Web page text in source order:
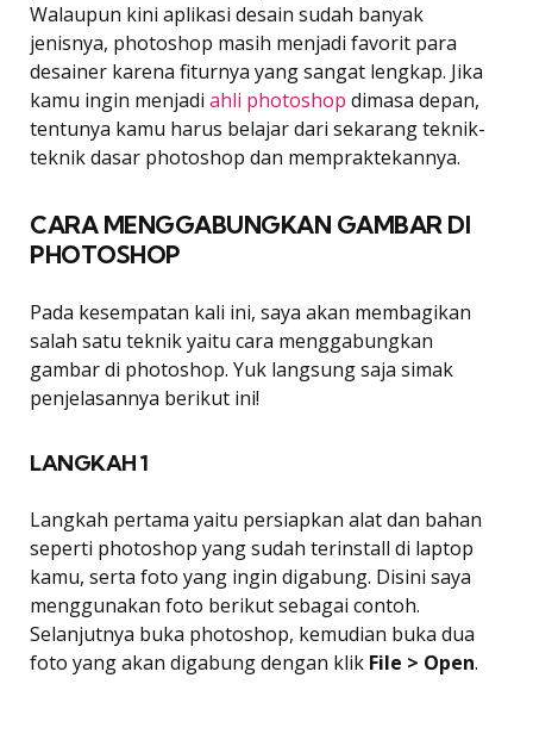
Walaupun kini aplikasi desain sudah banyak
jenisnya, photoshop masih menjadi favorit para
desainer karena fiturnya yang sangat lengkap. Jika
kamu ingin menjadi ahli photoshop dimasa depan,
tentunya kamu harus belajar dari sekarang teknik-
teknik dasar photoshop dan mempraktekannya.
CARA MENGGABUNGKAN GAMBAR DI
PHOTOSHOP
Pada kesempatan kali ini, saya akan membagikan
salah satu teknik yaitu cara menggabungkan
gambar di photoshop. Yuk langsung saja simak
penjelasannya berikut ini!
LANGKAH 1
Langkah pertama yaitu persiapkan alat dan bahan
seperti photoshop yang sudah terinstall di laptop
kamu, serta foto yang ingin digabung. Disini saya
menggunakan foto berikut sebagai contoh.
Selanjutnya buka photoshop, kemudian buka dua
foto yang akan digabung dengan klik File > Open.